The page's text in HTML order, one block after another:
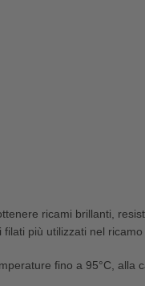
ricami brillanti,
più utilizzati nel
fino a 95°C, alla